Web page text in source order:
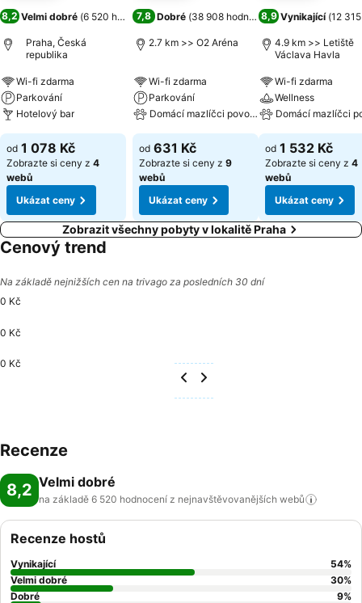
8,2 Velmi dobré (6 520 hodnocení)
Praha, Česká
republika
Wi-fi zdarma
Parkování
Hotelový bar
od 1 078 Kč
Zobrazte si ceny z 4
webů
Ukázat ceny
7,8 Dobré (38 908 hodnocení)
2.7 km >> O2 Aréna
Wi-fi zdarma
Parkování
Domácí mazlíčci povoleni
od 631 Kč
Zobrazte si ceny z 9
webů
Ukázat ceny
8,9 Vynikající (12
4.9 km >> Letiště
Václava Havla
Wi-fi zdarma
Wellness
Domácí mazlíčci
od 1 532 Kč
Zobrazte si ceny z 4
webů
Ukázat ceny
Zobrazit všechny pobyty v lokalitě Praha
Cenový trend
Na základě nejnižších cen na trivago za posledních 30 dní
0 Kč
0 Kč
0 Kč
Recenze
8,2 Velmi dobré
na základě 6 520 hodnocení z nejnavštěvovanějších webů
Recenze hostů
Vynikající 54%
Velmi dobré
30%
Dobré
9%